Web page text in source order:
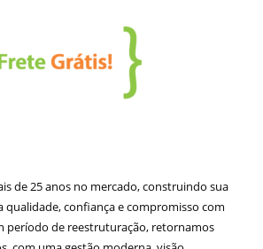
de 25 anos no mercado, construindo sua
qualidade, confiança e compromisso com
período de reestruturação, retornamos